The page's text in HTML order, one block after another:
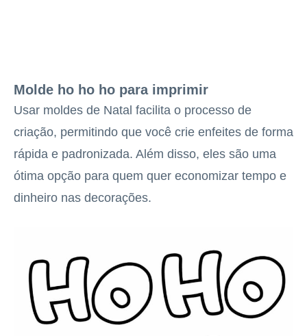
Molde ho ho ho para imprimir
Usar moldes de Natal facilita o processo de
criação, permitindo que você crie enfeites de forma
rápida e padronizada. Além disso, eles são uma
ótima opção para quem quer economizar tempo e
dinheiro nas decorações.